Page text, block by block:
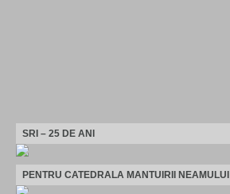
SRI – 25 DE ANI
PENTRU CATEDRALA MANTUIRII NEAMULUI